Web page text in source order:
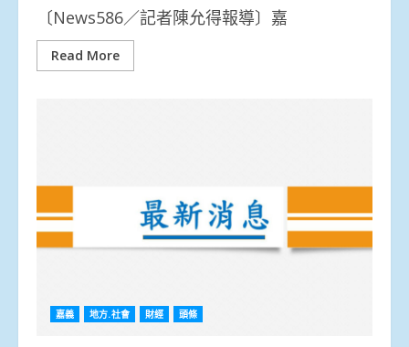
〔News586／記者陳允得報導〕嘉
Read More
嘉義 地方.社會 財經 頭條